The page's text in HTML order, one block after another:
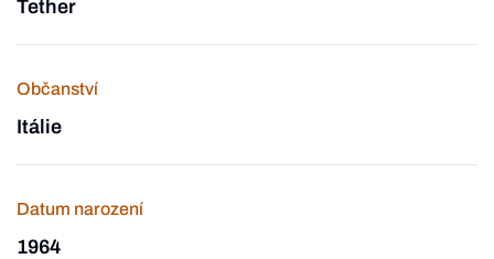
Tether
Občanství
Itálie
Datum narození
1964